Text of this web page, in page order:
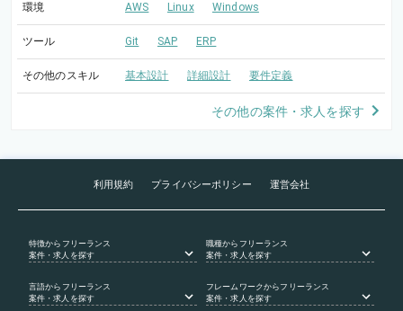
環境 AWS Linux Windows
ツール Git SAP ERP
その他のスキル 基本設計 詳細設計 要件定義
その他の案件・求人を探す
利用規約 プライバシーポリシー 運営会社
特徴からフリーランス
案件・求人を探す
職種からフリーランス
案件・求人を探す
言語からフリーランス
案件・求人を探す
フレームワークからフリーランス
案件・求人を探す